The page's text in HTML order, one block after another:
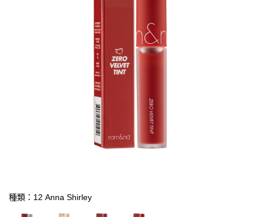
種類：12 Anna Shirley